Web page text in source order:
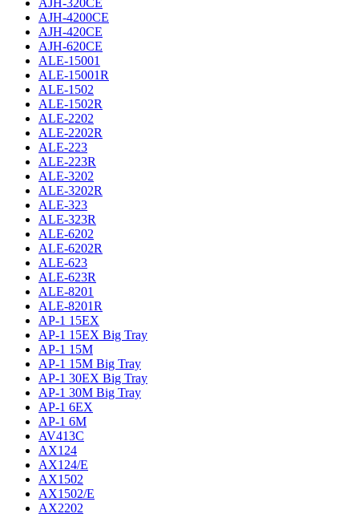
AJH-320CE
AJH-4200CE
AJH-420CE
AJH-620CE
ALE-15001
ALE-15001R
ALE-1502
ALE-1502R
ALE-2202
ALE-2202R
ALE-223
ALE-223R
ALE-3202
ALE-3202R
ALE-323
ALE-323R
ALE-6202
ALE-6202R
ALE-623
ALE-623R
ALE-8201
ALE-8201R
AP-1 15EX
AP-1 15EX Big Tray
AP-1 15M
AP-1 15M Big Tray
AP-1 30EX Big Tray
AP-1 30M Big Tray
AP-1 6EX
AP-1 6M
AV413C
AX124
AX124/E
AX1502
AX1502/E
AX2202